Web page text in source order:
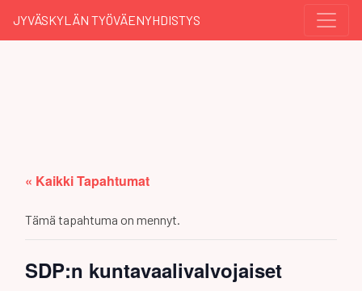
JYVÄSKYLÄN TYÖVÄENYHDISTYS
« Kaikki Tapahtumat
Tämä tapahtuma on mennyt.
SDP:n kuntavaalivalvojaiset